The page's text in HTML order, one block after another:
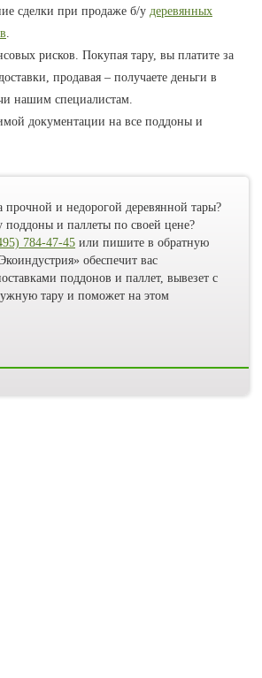
сделки при продаже б/у деревянных
.
рисков. Покупая тару, вы платите за
продавая – получаете деньги в
нашим специалистам.
документации на все поддоны и
и недорогой деревянной тары?
поддоны и паллеты по своей цене?
784-47-45 или пишите в обратную
обеспечит вас
поддонов и паллет, вывезет с
тару и поможет на этом